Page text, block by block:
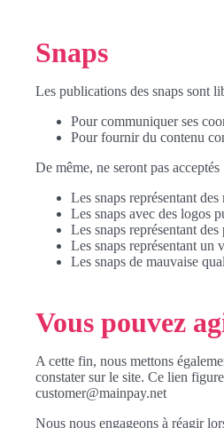
Snaps
Les publications des snaps sont
Pour communiquer ses
Pour fournir du contenu
De même, ne seront pas acceptés
Les snaps représentant des
Les snaps avec des logos
Les snaps représentant des
Les snaps représentant un
Les snaps de mauvaise
Vous pouvez
A cette fin, nous mettons
constater sur le site. Ce lien
customer@mainpay.net
Nous nous engageons à réagir